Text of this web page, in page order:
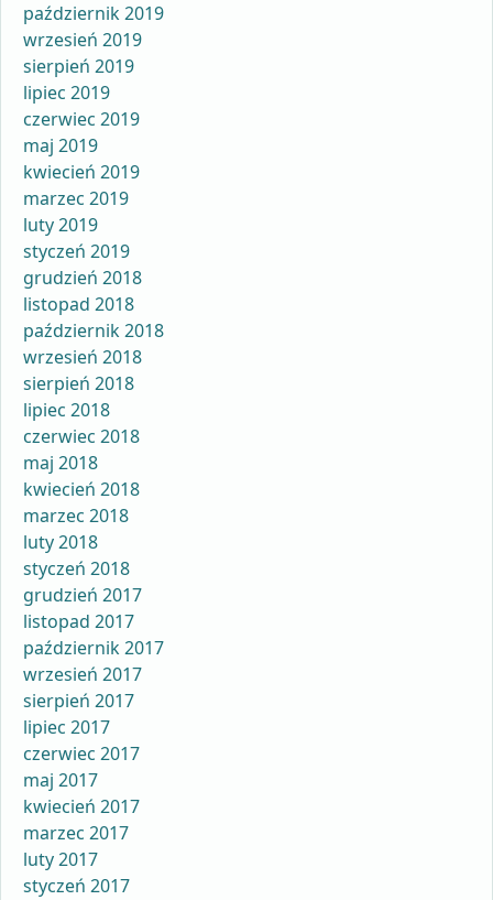
październik 2019
wrzesień 2019
sierpień 2019
lipiec 2019
czerwiec 2019
maj 2019
kwiecień 2019
marzec 2019
luty 2019
styczeń 2019
grudzień 2018
listopad 2018
październik 2018
wrzesień 2018
sierpień 2018
lipiec 2018
czerwiec 2018
maj 2018
kwiecień 2018
marzec 2018
luty 2018
styczeń 2018
grudzień 2017
listopad 2017
październik 2017
wrzesień 2017
sierpień 2017
lipiec 2017
czerwiec 2017
maj 2017
kwiecień 2017
marzec 2017
luty 2017
styczeń 2017